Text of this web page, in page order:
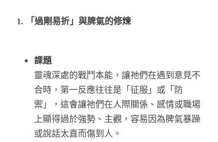
1. 「過剛易折」與脾氣的修煉
課題
靈魂深處的戰鬥本能，讓祂們在遇到意見不
合時，第一反應往往是「征服」或「防
禦」，這會讓祂們在人際關係、感情或職場
上顯得過於強勢、主觀，容易因為脾氣暴躁
或說話太直而傷到人。